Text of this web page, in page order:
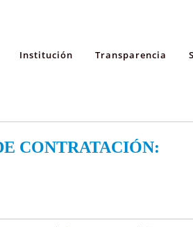
Institución Transparencia
CONTRATACIÓN: